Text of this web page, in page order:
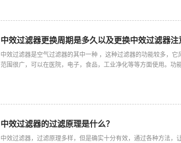
中效过滤器更换周期是多久以及更换中效过滤器注
中效过滤器是空气过滤器的其中一种 ，这种过滤器的功能较多，
范围很广，可以在医院，电子，食品，工业净化等等方面使用。功
中效过滤器的过滤原理是什么？
中效过滤器，过滤原理多样，但是确实十分有效，通过各种方法